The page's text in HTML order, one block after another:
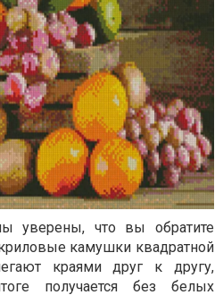
уверены, что вы обратите
камушки квадратной
краями друг к другу,
получается без белых